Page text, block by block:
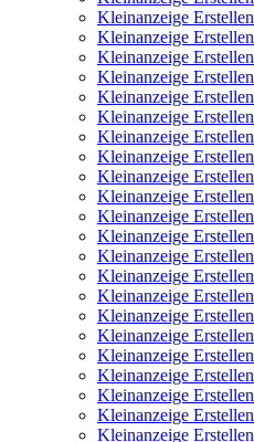
Kleinanzeige Erstellen
Kleinanzeige Erstellen
Kleinanzeige Erstellen
Kleinanzeige Erstellen
Kleinanzeige Erstellen
Kleinanzeige Erstellen
Kleinanzeige Erstellen
Kleinanzeige Erstellen
Kleinanzeige Erstellen
Kleinanzeige Erstellen
Kleinanzeige Erstellen
Kleinanzeige Erstellen
Kleinanzeige Erstellen
Kleinanzeige Erstellen
Kleinanzeige Erstellen
Kleinanzeige Erstellen
Kleinanzeige Erstellen
Kleinanzeige Erstellen
Kleinanzeige Erstellen
Kleinanzeige Erstellen
Kleinanzeige Erstellen
Kleinanzeige Erstellen